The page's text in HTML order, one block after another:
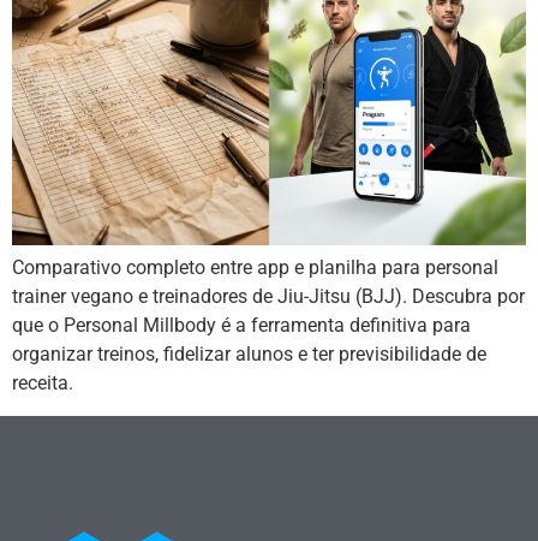
Comparativo completo entre app e planilha para personal
trainer vegano e treinadores de Jiu-Jitsu (BJJ). Descubra por
que o Personal Millbody é a ferramenta definitiva para
organizar treinos, fidelizar alunos e ter previsibilidade de
receita.